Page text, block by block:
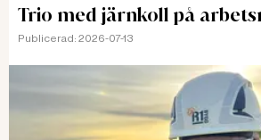
Trio med järnkoll på
Publicerad: 2026-07-13